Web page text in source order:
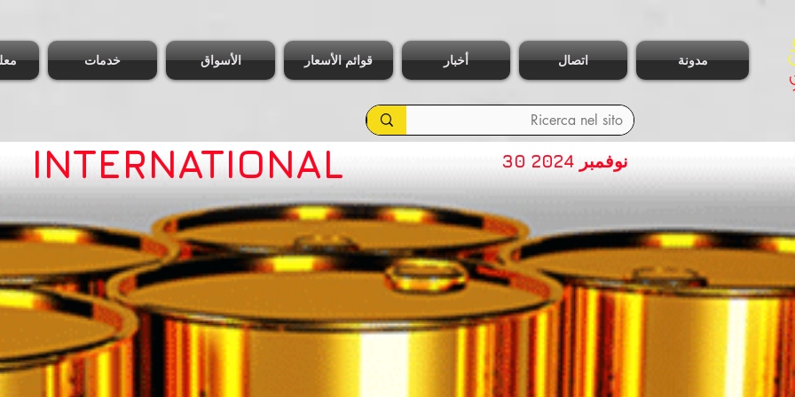
خدمات الأسواق قوائم الأسعار أخبار اتصال مدونة
INTERNATIONAL 30 نوفمبر 2024